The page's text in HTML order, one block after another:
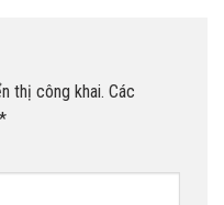
thị công khai. Các
*